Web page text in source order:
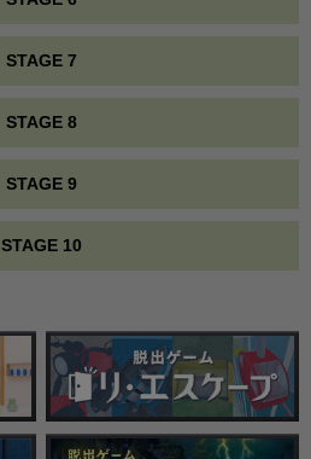
STAGE 7
STAGE 8
STAGE 9
STAGE 10